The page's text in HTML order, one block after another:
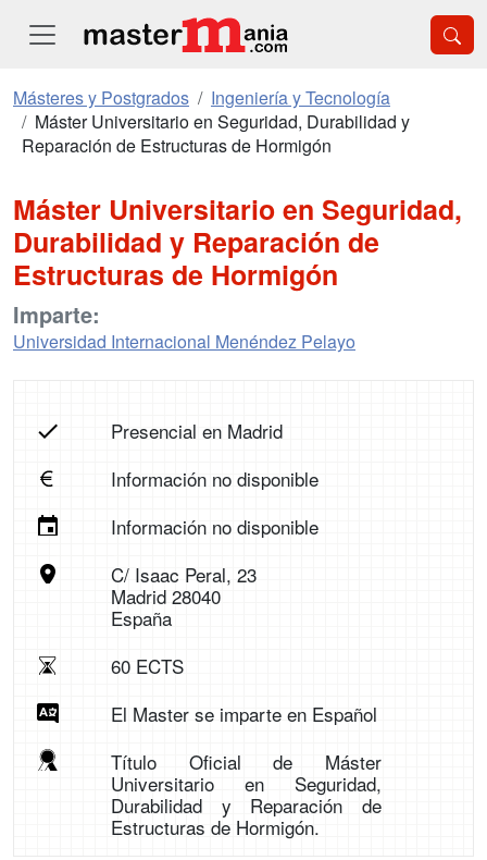
Másteres y Postgrados
Ingeniería y Tecnología
Máster Universitario en Seguridad, Durabilidad y
Reparación de Estructuras de Hormigón
Máster Universitario en Seguridad,
Durabilidad y Reparación de
Estructuras de Hormigón
Imparte:
Universidad Internacional Menéndez Pelayo
Presencial en Madrid
Información no disponible
Información no disponible
C/ Isaac Peral, 23
Madrid 28040
España
60 ECTS
El Master se imparte en Español
Título Oficial de Máster
Universitario en Seguridad,
Durabilidad y Reparación de
Estructuras de Hormigón.